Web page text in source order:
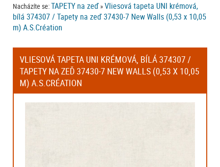
Nacházíte se:TAPETY na zeď »Vliesová tapeta UNI krémová,
bílá 374307 / Tapety na zeď 37430-7 New Walls (0,53 x 10,05
m) A.S.Création
VLIESOVÁ TAPETA UNI KRÉMOVÁ, BÍLÁ 374307 /
TAPETY NA ZEĎ 37430-7 NEW WALLS (0,53 X 10,05
M) A.S.CRÉATION